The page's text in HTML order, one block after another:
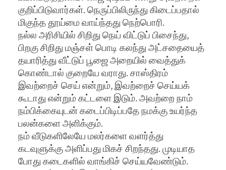
குறிப்பிடுவார்கள். நெருப்பிலிருந்து கிடைப்பதால்
மிகுந்த தூய்மை வாய்ந்தது நெற்பொரி.
நல்ல அரிசியில் சிறிது நெய் விட்டுப் பிசைந்து,
பிறகு சிறிது மஞ்சள் பொடி கலந்து அட்சதையைத்
தயாரித்து வீட்டுப் பூஜை அறையில் வைத்துக்
கொண்டால் குறையே வராது. சாஸ்திரம்
இவற்றைச் செய் என்றும், இவற்றைச் செய்யக்
கூடாது என்றும் கட்டளை இடும். அவற்றை நாம்
நம்பிக்கையுடன் கடைப்பிடிப்பதே நமக்கு உயர்ந்த
பலன்களை அளிக்கும்.
நம் வீடுகளிலேயே மலர்களை வளர்த்து
கடவுளுக்கு அளிப்பது மிகச் சிறந்தது. முடியாத
போது கடைகளில் வாங்கிச் செய்யவேண்டும்.